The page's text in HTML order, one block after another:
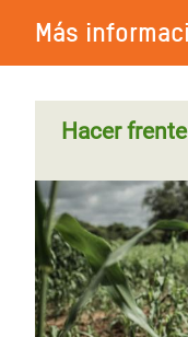
Más
Hacer